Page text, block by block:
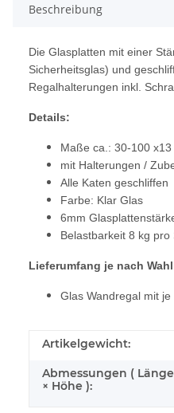
Beschreibung
Die Glasplatten mit einer
Sicherheitsglas) und
Regalhalterungen inkl.
Details:
Maße ca.: 30-100 x13
mit Halterungen /
Alle Katen geschliffen
Farbe: Klar Glas
6mm
Belastbarkeit 8 kg pro
Lieferumfang je nach
Glas Wandregal mit
Artikelgewicht:
Abmessungen (
× Höhe ):